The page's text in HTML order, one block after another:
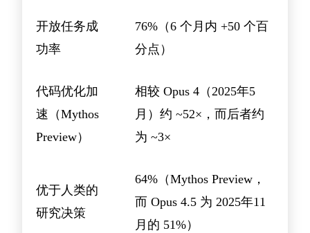
开放任务成
功率
76%（6 个月内 +50 个百
分点）
代码优化加
速（Mythos
Preview）
相较 Opus 4（2025年5
月）约 ~52×，而后者约
为 ~3×
优于人类的
研究决策
64%（Mythos Preview，
而 Opus 4.5 为 2025年11
月的 51%）